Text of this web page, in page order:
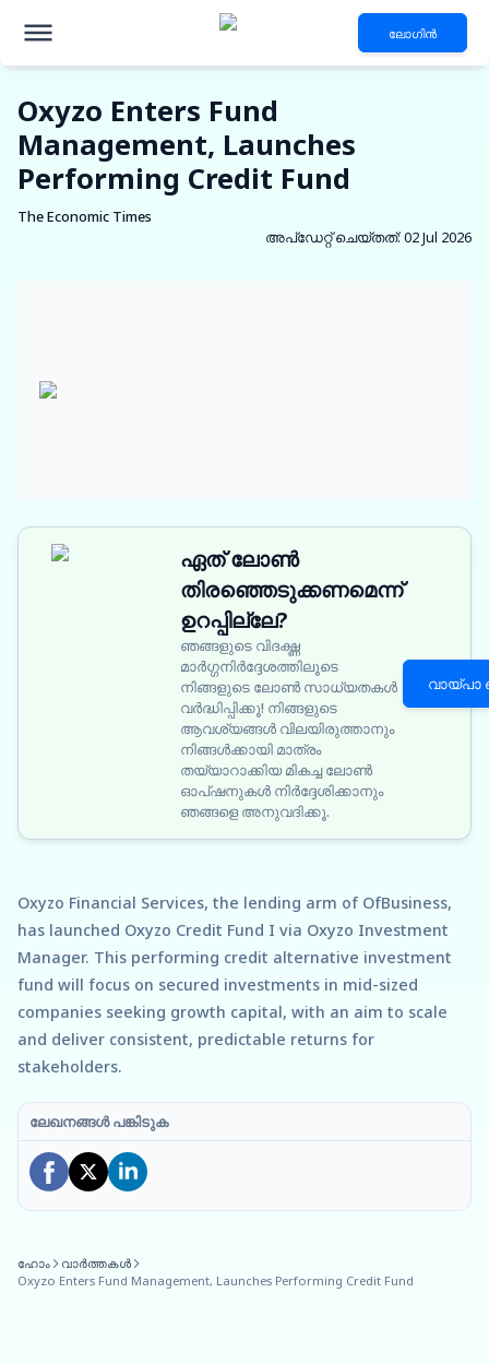
ലോഗിൻ
Oxyzo Enters Fund
Management, Launches
Performing Credit Fund
The Economic Times
അപ്‌ഡേറ്റ് ചെയ്തത്:02 Jul 2026
ഏത് ലോൺ
തിരഞ്ഞെടുക്കണമെന്ന്
ഉറപ്പില്ലേ?
ഞങ്ങളുടെ വിദഗ്ദ്ധ
മാർഗ്ഗനിർദ്ദേശത്തിലൂടെ
നിങ്ങളുടെ ലോൺ സാധ്യതകൾ
വർദ്ധിപ്പിക്കൂ! നിങ്ങളുടെ
ആവശ്യങ്ങൾ വിലയിരുത്താനും
നിങ്ങൾക്കായി മാത്രം
തയ്യാറാക്കിയ മികച്ച ലോൺ
ഓപ്ഷനുകൾ നിർദ്ദേശിക്കാനും
ഞങ്ങളെ അനുവദിക്കൂ.
Oxyzo Financial Services, the lending arm of OfBusiness,
has launched Oxyzo Credit Fund I via Oxyzo Investment
Manager. This performing credit alternative investment
fund will focus on secured investments in mid-sized
companies seeking growth capital, with an aim to scale
and deliver consistent, predictable returns for
stakeholders.
ലേഖനങ്ങൾ പങ്കിടുക
ഹോം
വാർത്തകൾ
Oxyzo Enters Fund Management, Launches Performing Credit Fund